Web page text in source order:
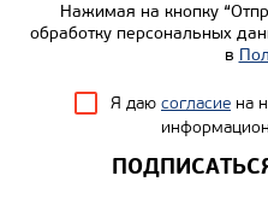
Нажимая на кнопку
обработку персональных
в
Я даю согласие на